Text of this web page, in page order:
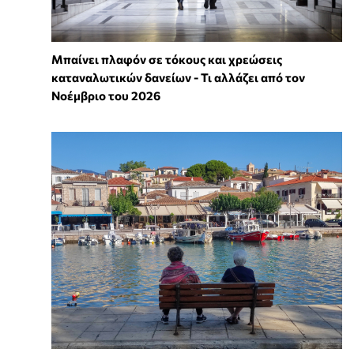
Μπαίνει πλαφόν σε τόκους και χρεώσεις
καταναλωτικών δανείων - Τι αλλάζει από τον
Νοέμβριο του 2026